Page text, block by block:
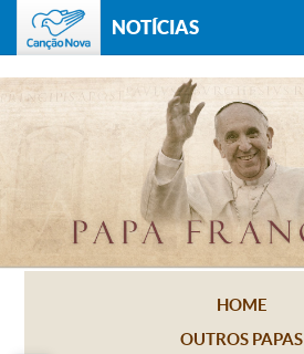
NOTÍCIAS
HOME
OUTROS PAPAS